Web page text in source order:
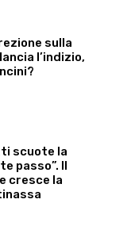
sulla
l’indizio,
scuote la
passo”. Il
cresce la